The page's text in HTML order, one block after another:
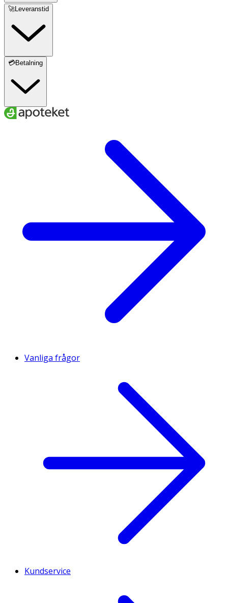
🚀Leveranstid
💳Betalning
Vanliga frågor
Kundservice